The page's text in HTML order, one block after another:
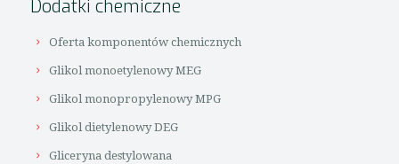
Dodatki chemiczne
Oferta komponentów chemicznych
Glikol monoetylenowy MEG
Glikol monopropylenowy MPG
Glikol dietylenowy DEG
Gliceryna destylowana